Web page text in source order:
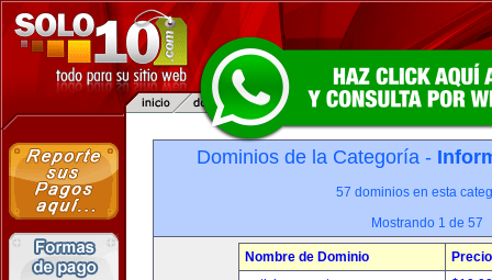
Dominios de la Categoría -
57 dominios en esta
Mostrando 1 de 57
Nombre de Dominio
Precio